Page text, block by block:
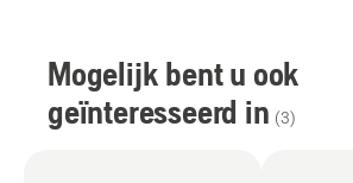
Mogelijk bent u ook
geïnteresseerd in (3)